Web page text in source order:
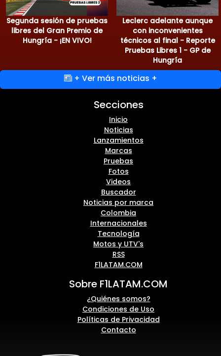
Segunda sesión de pruebas
libres del Gran Premio de
Hungría - ¡EN VIVO!
Leclerc adelante aunque
con inconvenientes
técnicos al final - Reporte
Pruebas Libres 1 - GP de
Hungría
+ Ver más noticias +
Secciones
Inicio
Noticias
Lanzamientos
Marcas
Pruebas
Fotos
Videos
Buscador
Noticias por marca
Colombia
Internacionales
Tecnología
Motos y UTV's
RSS
F1LATAM.COM
Sobre F1LATAM.COM
¿Quiénes somos?
Condiciones de Uso
Políticas de Privacidad
Contacto